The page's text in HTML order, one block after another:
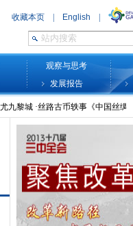
观察与思考
发展报告